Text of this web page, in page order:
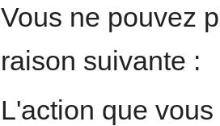
Vous ne pouvez
raison suivante :
L'action que